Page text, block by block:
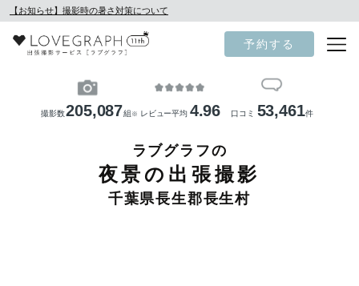
【お知らせ】撮影時の暑さ対策について
予約する
撮影数205,087組 ※ レビュー平均 4.96 口コミ 53,461件
ラブグラフの
夜景の出張撮影
千葉県長生郡長生村